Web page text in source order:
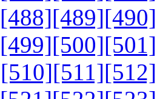
[488][489][490]
[499][500][501]
[510][511][512]